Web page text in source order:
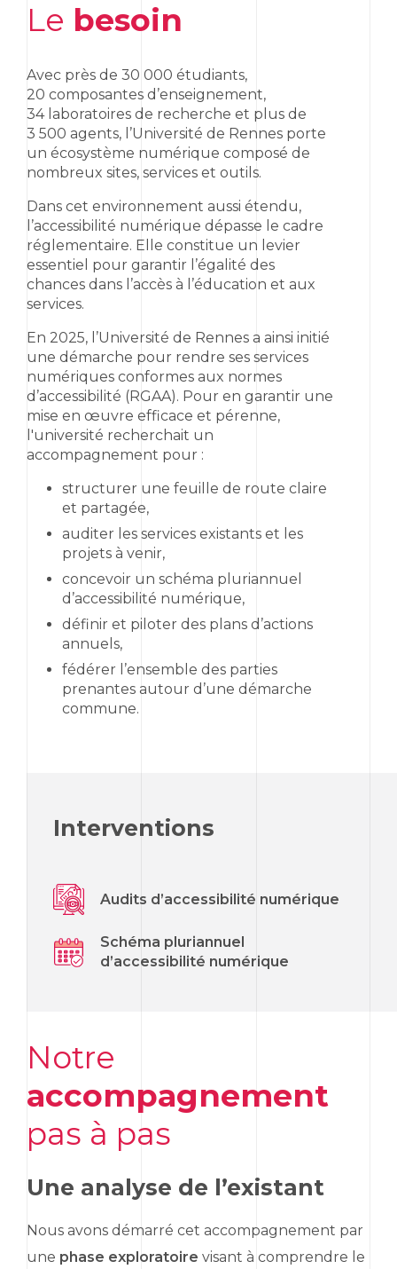
Le besoin
Avec près de 30 000 étudiants,
20 composantes d’enseignement,
34 laboratoires de recherche et plus de
3 500 agents, l’Université de Rennes porte
un écosystème numérique composé de
nombreux sites, services et outils.
Dans cet environnement aussi étendu,
l’accessibilité numérique dépasse le cadre
réglementaire. Elle constitue un levier
essentiel pour garantir l’égalité des
chances dans l’accès à l’éducation et aux
services.
En 2025, l’Université de Rennes a ainsi initié
une démarche pour rendre ses services
numériques conformes aux normes
d’accessibilité (RGAA). Pour en garantir une
mise en œuvre efficace et pérenne,
l'université recherchait un
accompagnement pour :
structurer une feuille de route claire
et partagée,
auditer les services existants et les
projets à venir,
concevoir un schéma pluriannuel
d’accessibilité numérique,
définir et piloter des plans d’actions
annuels,
fédérer l’ensemble des parties
prenantes autour d’une démarche
commune.
Interventions
Audits d’accessibilité numérique
Schéma pluriannuel
d’accessibilité numérique
Notre
accompagnement
pas à pas
Une analyse de l’existant
Nous avons démarré cet accompagnement par
une phase exploratoire visant à comprendre le